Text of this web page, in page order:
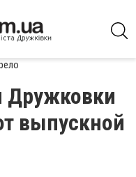
Дружковки
выпускной